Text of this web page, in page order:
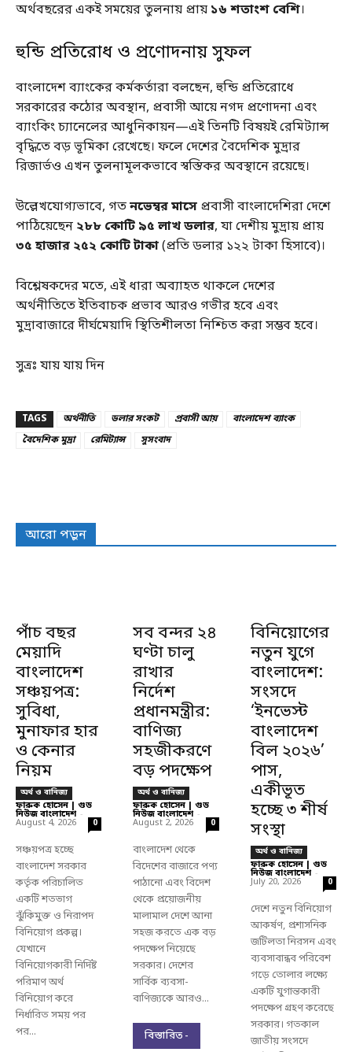
অর্থবছরের একই সময়ের তুলনায় প্রায় ১৬ শতাংশ বেশি।
হুন্ডি প্রতিরোধ ও প্রণোদনায় সুফল
বাংলাদেশ ব্যাংকের কর্মকর্তারা বলছেন, হুন্ডি প্রতিরোধে
সরকারের কঠোর অবস্থান, প্রবাসী আয়ে নগদ প্রণোদনা এবং
ব্যাংকিং চ্যানেলের আধুনিকায়ন—এই তিনটি বিষয়ই রেমিট্যান্স
বৃদ্ধিতে বড় ভূমিকা রেখেছে। ফলে দেশের বৈদেশিক মুদ্রার
রিজার্ভও এখন তুলনামূলকভাবে স্বস্তিকর অবস্থানে রয়েছে।
উল্লেখযোগ্যভাবে, গতনভেম্বর মাসে প্রবাসী বাংলাদেশিরা দেশে
পাঠিয়েছেন ২৮৮ কোটি ৯৫ লাখ ডলার, যা দেশীয় মুদ্রায় প্রায়
৩৫ হাজার ২৫২ কোটি টাকা(প্রতি ডলার ১২২ টাকা হিসাবে)।
বিশ্লেষকদের মতে, এই ধারা অব্যাহত থাকলে দেশের
অর্থনীতিতে ইতিবাচক প্রভাব আরও গভীর হবে এবং
মুদ্রাবাজারে দীর্ঘমেয়াদি স্থিতিশীলতা নিশ্চিত করা সম্ভব হবে।
সুত্রঃ যায় যায় দিন
TAGS অর্থনীতি ডলার সংকট প্রবাসী আয়
বাংলাদেশ ব্যাংক
বৈদেশিক মুদ্রা
রেমিট্যান্স সুসংবাদ
আরো পড়ুন
পাঁচ বছর
মেয়াদি
বাংলাদেশ
সঞ্চয়পত্র:
সুবিধা,
মুনাফার হার
ও কেনার
নিয়ম
অর্থ ও বানিজ্য
ফারুক হোসেন | গুড
নিউজ বাংলাদেশ -
August 4, 2026 0
সঞ্চয়পত্র হচ্ছে
বাংলাদেশ সরকার
কর্তৃক পরিচালিত
একটি শতভাগ
ঝুঁকিমুক্ত ও নিরাপদ
বিনিয়োগ প্রকল্প।
যেখানে
বিনিয়োগকারী নির্দিষ্ট
পরিমাণ অর্থ
বিনিয়োগ করে
নির্ধারিত সময় পর
পর...
সব বন্দর ২৪
ঘণ্টা চালু
রাখার
নির্দেশ
প্রধানমন্ত্রীর:
বাণিজ্য
সহজীকরণে
বড় পদক্ষেপ
অর্থ ও বানিজ্য
ফারুক হোসেন | গুড
নিউজ বাংলাদেশ -
August 2, 2026 0
বাংলাদেশ থেকে
বিদেশের বাজারে পণ্য
পাঠানো এবং বিদেশ
থেকে প্রয়োজনীয়
মালামাল দেশে আনা
সহজ করতে এক বড়
পদক্ষেপ নিয়েছে
সরকার। দেশের
সার্বিক ব্যবসা-
বাণিজ্যকে আরও...
বিস্তারিত -
বিনিয়োগের
নতুন যুগে
বাংলাদেশ:
সংসদে
‘ইনভেস্ট
বাংলাদেশ
বিল ২০২৬’
পাস,
একীভূত
হচ্ছে ৩ শীর্ষ
সংস্থা
অর্থ ও বানিজ্য
ফারুক হোসেন | গুড
নিউজ বাংলাদেশ -
July 20, 2026 0
দেশে নতুন বিনিয়োগ
আকর্ষণ, প্রশাসনিক
জটিলতা নিরসন এবং
ব্যবসাবান্ধব পরিবেশ
গড়ে তোলার লক্ষ্যে
একটি যুগান্তকারী
পদক্ষেপ গ্রহণ করেছে
সরকার। গতকাল
জাতীয় সংসদে